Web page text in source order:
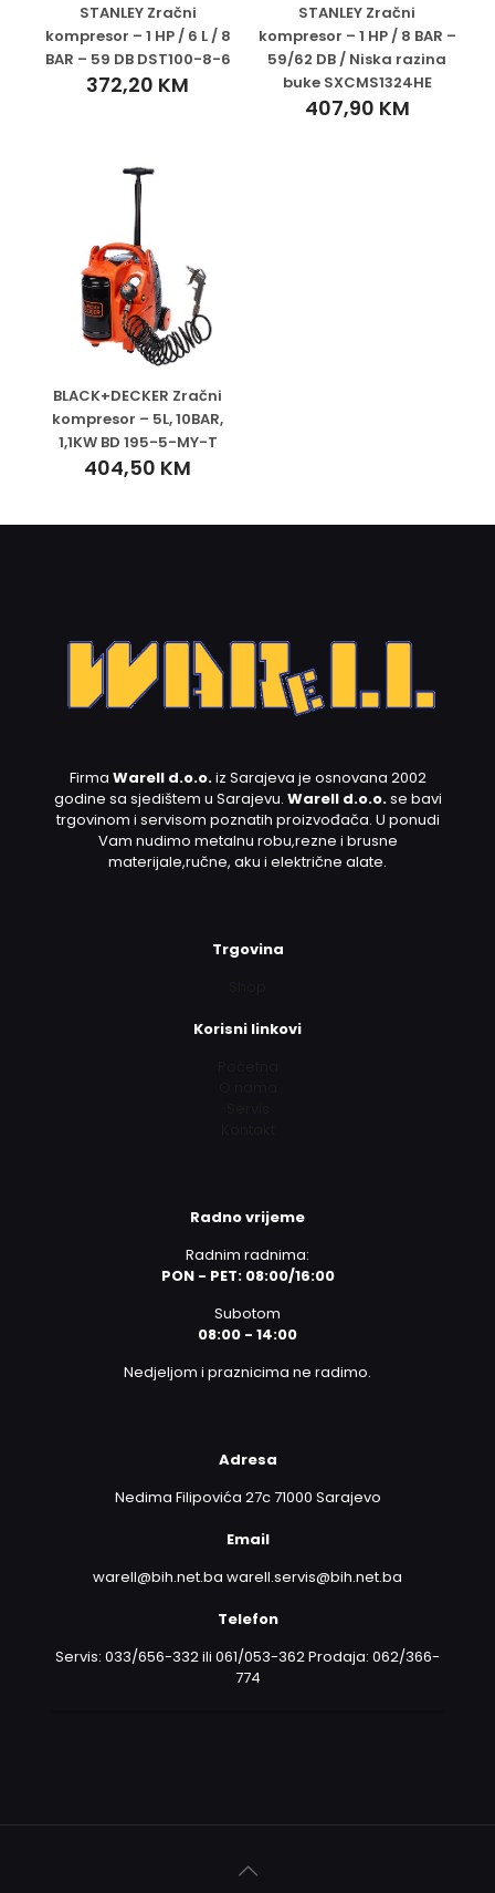
STANLEY Zračni
kompresor – 1 HP / 6 L / 8
BAR – 59 DB DST100-8-6
372,20 KM
STANLEY Zračni
kompresor – 1 HP / 8 BAR –
59/62 DB / Niska razina
buke SXCMS1324HE
407,90 KM
BLACK+DECKER Zračni
kompresor – 5L, 10BAR,
1,1KW BD 195-5-MY-T
404,50 KM
Firma Warell d.o.o.iz Sarajeva je osnovana 2002
godine sa sjedištem u Sarajevu. Warell d.o.o.se bavi
trgovinom i servisom poznatih proizvođača. U ponudi
Vam nudimo metalnu robu,rezne i brusne
materijale,ručne, aku i električne alate.
Trgovina
Korisni linkovi
Radno vrijeme
Radnim radnima:
PON - PET: 08:00/16:00
Subotom
08:00 - 14:00
Nedjeljom i praznicima ne radimo.
Adresa
Nedima Filipovića 27c 71000 Sarajevo
Email
warell@bih.net.ba warell.servis@bih.net.ba
Telefon
Servis: 033/656-332 ili 061/053-362 Prodaja: 062/366-
774